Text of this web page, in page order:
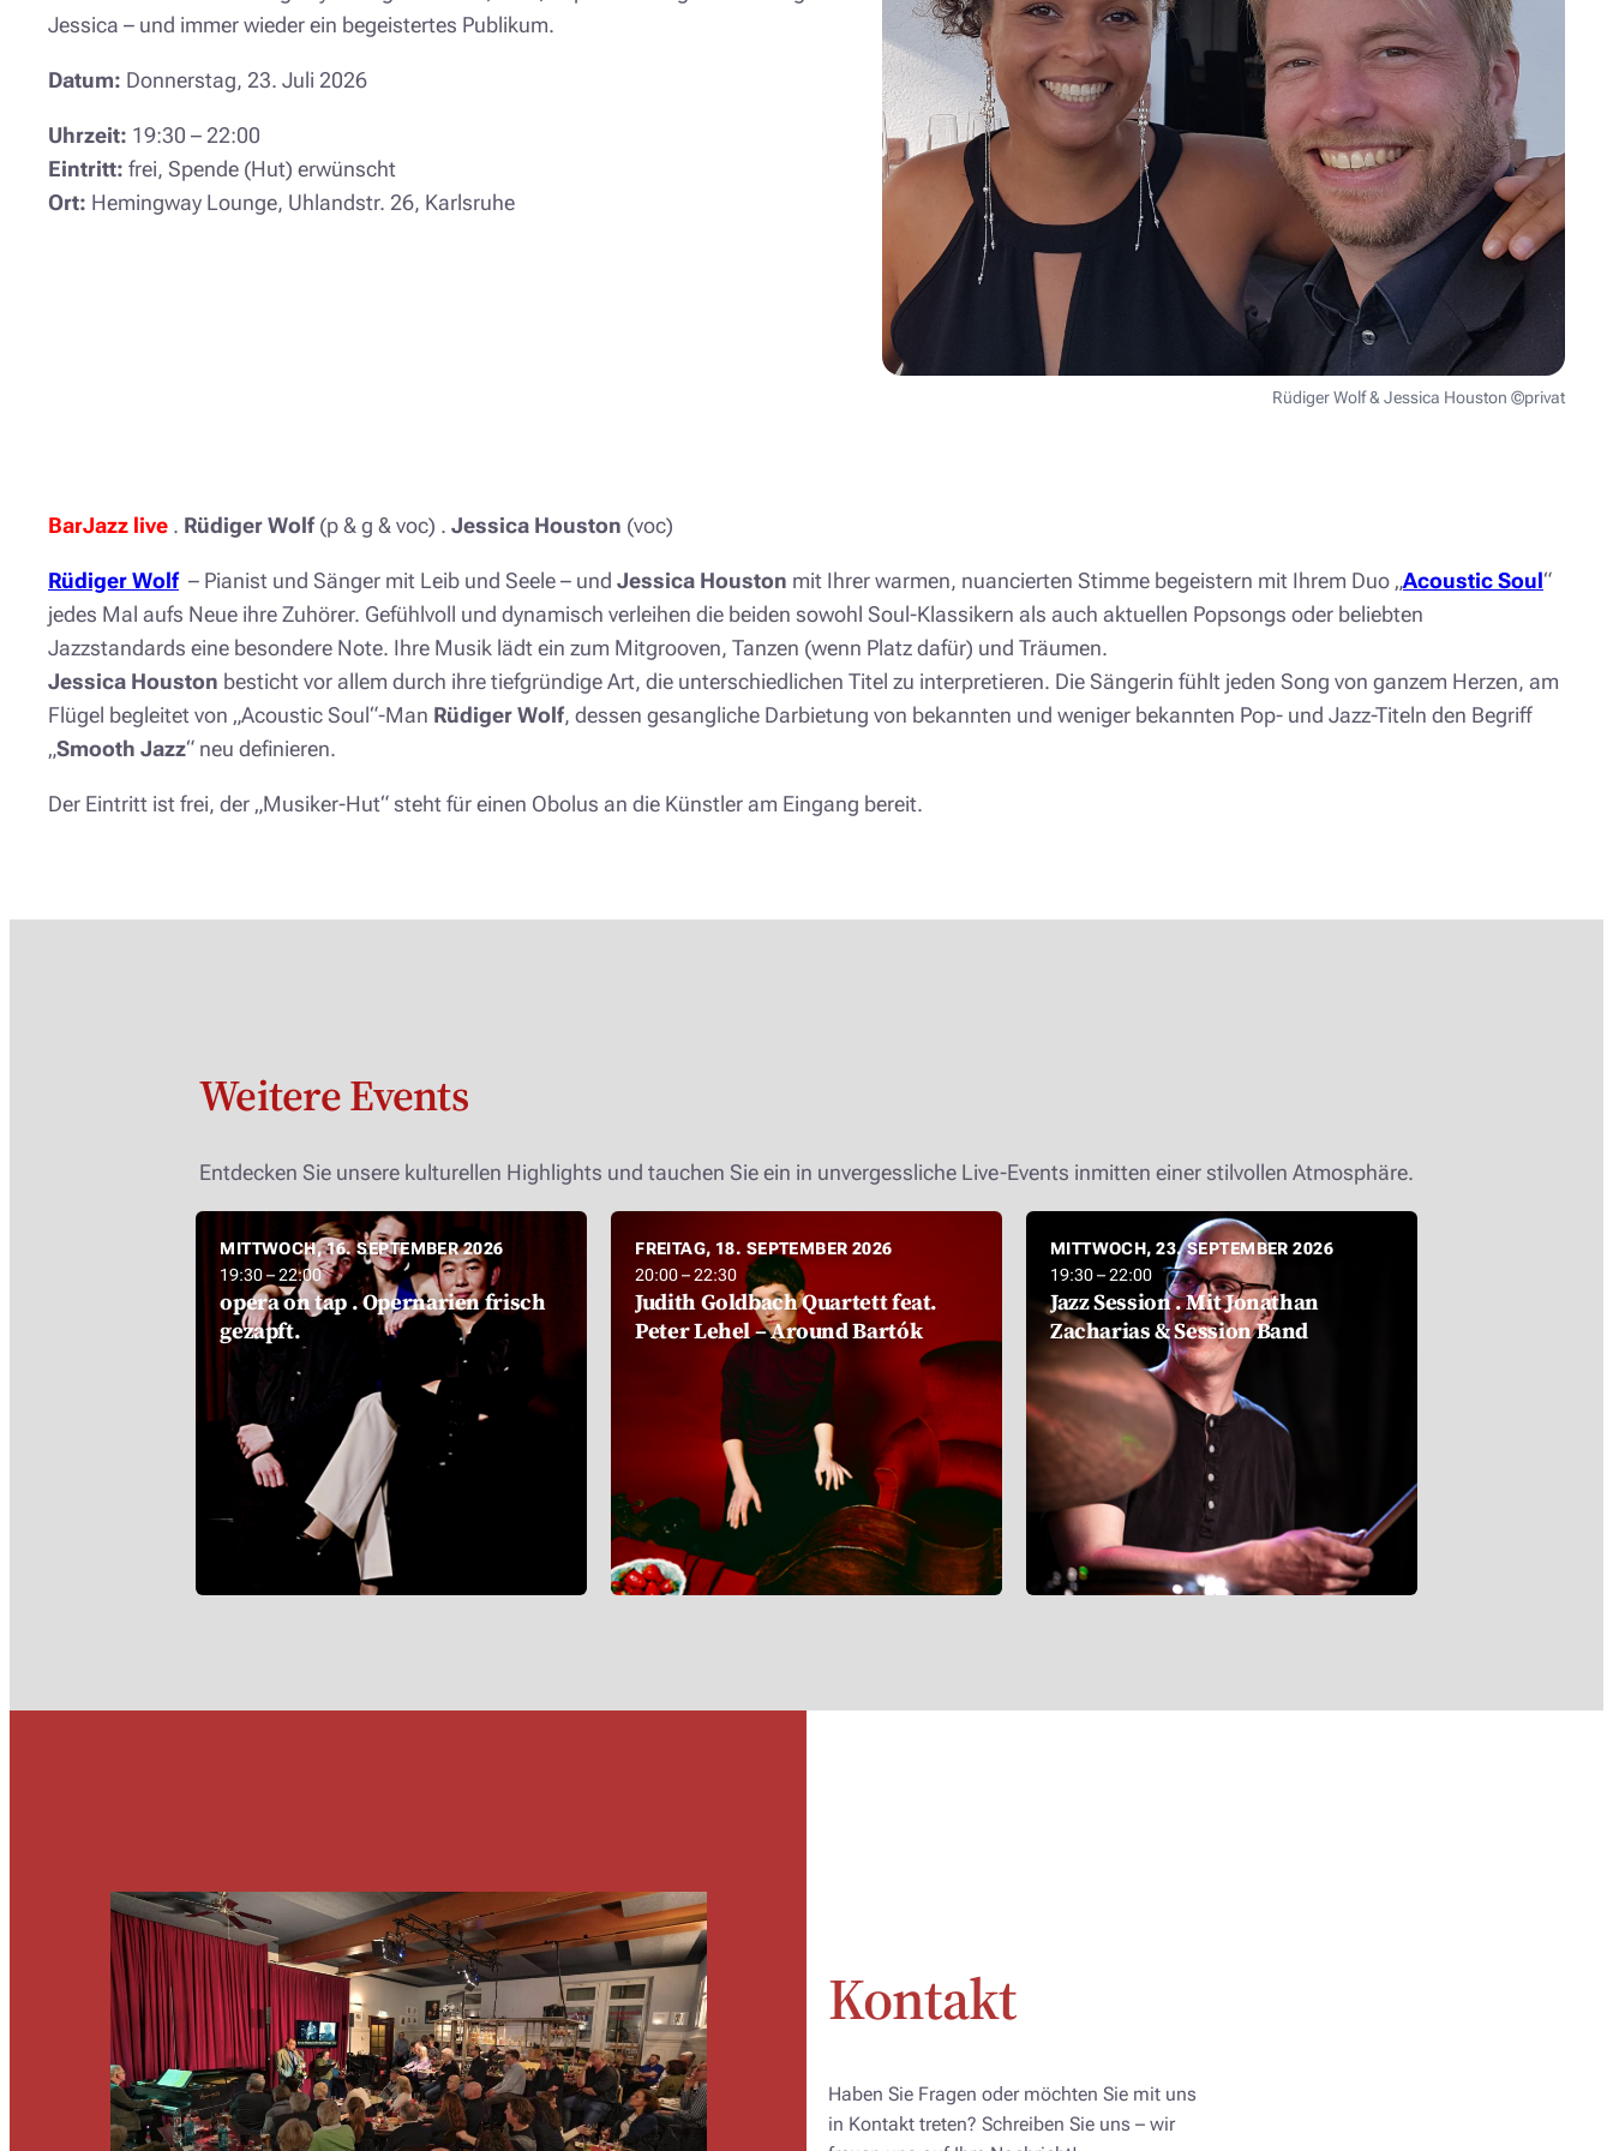
Jessica – und immer wieder ein begeistertes Publikum.
Datum: Donnerstag, 23. Juli 2026
Uhrzeit: 19:30 – 22:00
Eintritt: frei, Spende (Hut) erwünscht
Ort: Hemingway Lounge, Uhlandstr. 26, Karlsruhe
Rüdiger Wolf & Jessica Houston ©privat
BarJazz live . Rüdiger Wolf(p & g & voc) . Jessica Houston (voc)
Rüdiger Wolf– Pianist und Sänger mit Leib und Seele – und Jessica Houston mit Ihrer warmen, nuancierten Stimme begeistern mit Ihrem Duo „Acoustic Soul“
jedes Mal aufs Neue ihre Zuhörer. Gefühlvoll und dynamisch verleihen die beiden sowohl Soul-Klassikern als auch aktuellen Popsongs oder beliebten
Jazzstandards eine besondere Note. Ihre Musik lädt ein zum Mitgrooven, Tanzen (wenn Platz dafür) und Träumen.
Jessica Houston besticht vor allem durch ihre tiefgründige Art, die unterschiedlichen Titel zu interpretieren. Die Sängerin fühlt jeden Song von ganzem Herzen, am
Flügel begleitet von „Acoustic Soul“-Man Rüdiger Wolf, dessen gesangliche Darbietung von bekannten und weniger bekannten Pop- und Jazz-Titeln den Begriff
„Smooth Jazz“ neu definieren.
Der Eintritt ist frei, der „Musiker-Hut“ steht für einen Obolus an die Künstler am Eingang bereit.
Weitere Events
Entdecken Sie unsere kulturellen Highlights und tauchen Sie ein in unvergessliche Live-Events inmitten einer stilvollen Atmosphäre.
MITTWOCH, 16. SEPTEMBER 2026
19:30 – 22:00
opera on tap . Opernarien frisch
gezapft.
FREITAG, 18. SEPTEMBER 2026
20:00 – 22:30
Judith Goldbach Quartett feat.
Peter Lehel – Around Bartók
MITTWOCH, 23. SEPTEMBER 2026
19:30 – 22:00
Jazz Session . Mit Jonathan
Zacharias & Session Band
Kontakt
Haben Sie Fragen oder möchten Sie mit uns
in Kontakt treten? Schreiben Sie uns – wir